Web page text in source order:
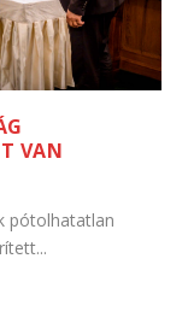
VAN
pótolhatatlan